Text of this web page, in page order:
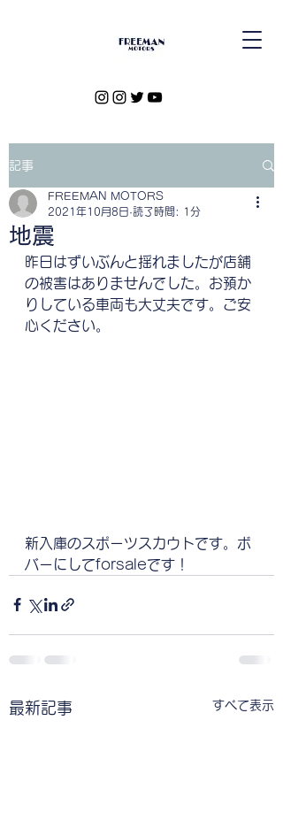
記事
地震
FREEMAN MOTORS
2021年10月8日 読了時間: 1分
昨日はずいぶんと揺れましたが店舗
の被害はありませんでした。お預か
りしている車両も大丈夫です。ご安
心ください。
新入庫のスポーツスカウトです。ボ
バーにしてforsaleです！
最新記事 すべて表示